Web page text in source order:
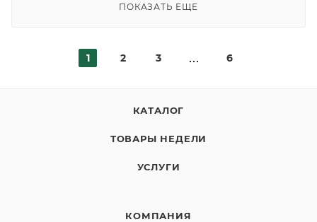
ПОКАЗАТЬ ЕЩЕ
1 2 3 6
КАТАЛОГ
ТОВАРЫ НЕДЕЛИ
УСЛУГИ
КОМПАНИЯ